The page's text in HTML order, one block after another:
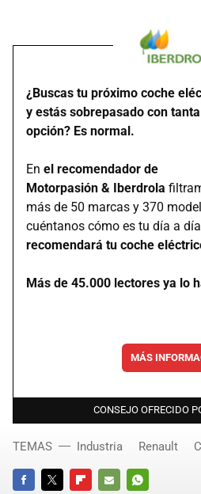
¿Buscas tu próximo coche
y estás sobrepasado con tanta
opción? Es normal.
En el recomendador de
Motorpasión & Iberdrola
más de 50 marcas y 370
cuéntanos cómo es tu día a
recomendará tu coche
Más de 45.000 lectores ya lo
MÁS
CONSEJO OFRECIDO
TEMAS Industria Renault